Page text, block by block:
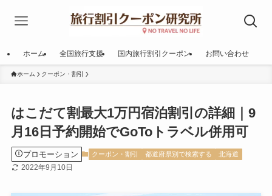
ホーム 全国旅行支援 国内旅行割引クーポン お問い合わせ
ホーム クーポン・割引
はこだて割最大1万円宿泊割引の詳細｜9
月16日予約開始でGoToトラベル併用可
プロモーション クーポン・割引 都道府県別で検索する 北海道
2022年9月10日